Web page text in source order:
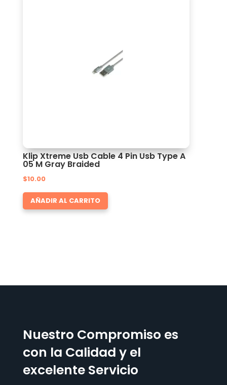
Klip Xtreme Usb Cable 4 Pin Usb Type A
05 M Gray Braided
$10.00
AÑADIR AL CARRITO
Nuestro Compromiso es
con la Calidad y el
excelente Servicio